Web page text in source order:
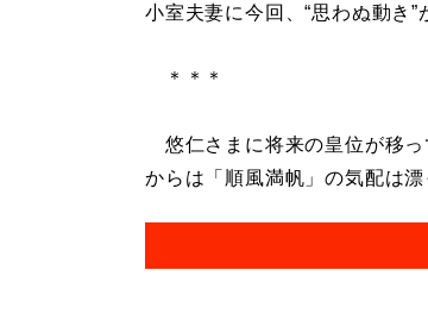
小室夫妻に今回、“思わぬ動き”
＊＊＊
悠仁さまに将来の皇位が移っ
からは「順風満帆」の気配は